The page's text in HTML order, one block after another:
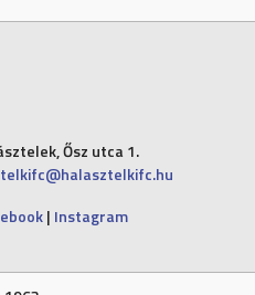
Ősz utca 1.
| Instagram